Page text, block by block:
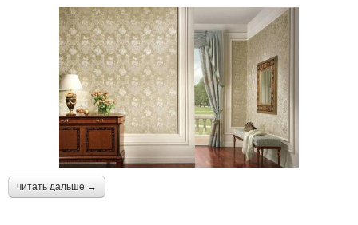
читать дальше →